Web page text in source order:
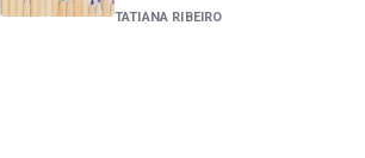
TATIANA RIBEIRO